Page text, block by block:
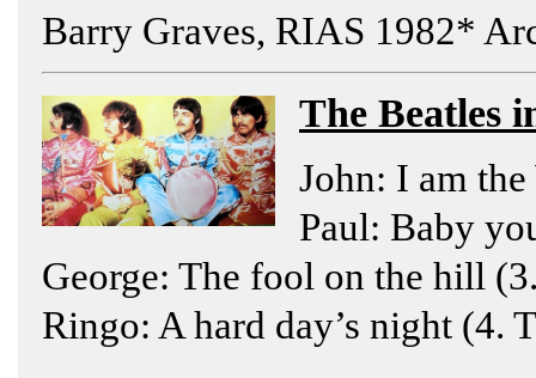
Barry Graves, RIAS 1982*
The Beatles
John: I am
Paul: Baby
George: The fool on the hill
Ringo: A hard day’s night (4.